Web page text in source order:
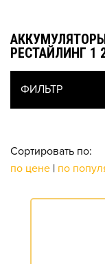
АККУМУЛЯТОРЫ
РЕСТАЙЛИНГ 1
ФИЛЬТР
Сортировать по:
по цене | по